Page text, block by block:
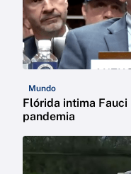
Mundo
Flórida intima
pandemia